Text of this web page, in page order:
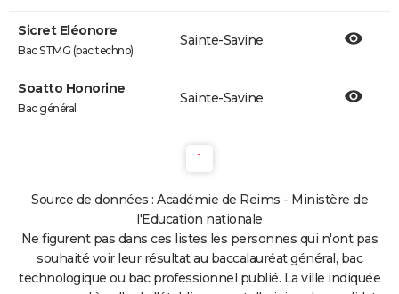
Sicret Eléonore
Bac STMG (bac techno)
Sainte-Savine
Soatto Honorine
Bac général
Sainte-Savine
1
Source de données : Académie de Reims - Ministère de
l'Education nationale
Ne figurent pas dans ces listes les personnes qui n'ont pas
souhaité voir leur résultat au baccalauréat général, bac
technologique ou bac professionnel publié. La ville indiquée